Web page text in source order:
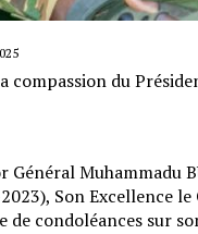
compassion du
Général Muhammadu
Son Excellence
de condoléances sur